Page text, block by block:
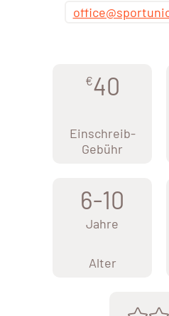
€40
Einschreib-
Gebühr
6-10
Jahre
Alter